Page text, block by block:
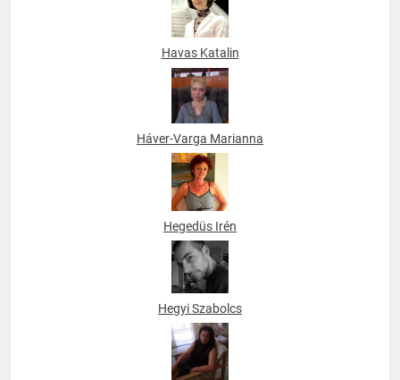
Havas Katalin
Háver-Varga Marianna
Hegedüs Irén
Hegyi Szabolcs